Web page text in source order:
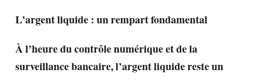
L’argent liquide : un rempart fondamental
À l’heure du contrôle numérique et de la
surveillance bancaire, l’argent liquide reste un